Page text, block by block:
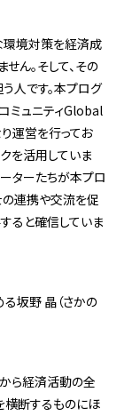
環境対策を経済成
ん。そして、その
人です。本プログ
ミュニティGlobal
運営を行ってお
を活用していま
ターたちが本プロ
の連携や交流を促
ると確信していま
坂野 晶（さかの
から経済活動の全
横断するものにほ